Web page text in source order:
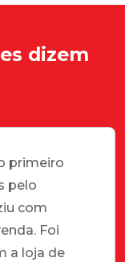
dizem
primeiro
pelo
com
Foi
a loja de